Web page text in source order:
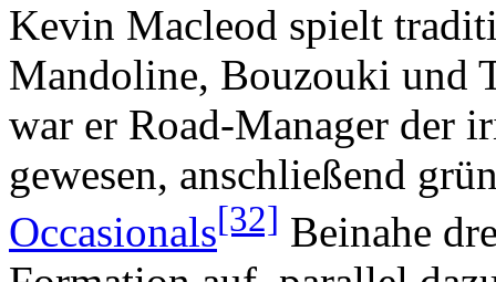
Kevin Macleod spielt
Mandoline, Bouzouki und
war er Road-Manager der
gewesen, anschließend
Occasionals[32] Beinahe